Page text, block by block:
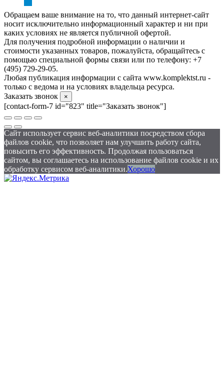
Обращаем ваше внимание на то, что данный интернет-сайт
носит исключительно информационный характер и ни при
каких условиях не является публичной офертой.
Для получения подробной информации о наличии и
стоимости указанных товаров, пожалуйста, обращайтесь с
помощью специальной формы связи или по телефону: +7
(495) 729-29-05.
Любая публикация информации с сайта www.komplektst.ru -
только с ведома и на условиях владельца ресурса.
Заказать звонок
×
[contact-form-7 id="823" title="Заказать звонок"]
Сайт использует сервис веб-аналитики посредством сбора
файлов cookie, что позволяет нам улучшить работу сайта,
повысить его эффективность. Продолжая пользоваться
сайтом, вы соглашаетесь на использование файлов cookie и их
обработку сервисом веб-аналитики.Хорошо